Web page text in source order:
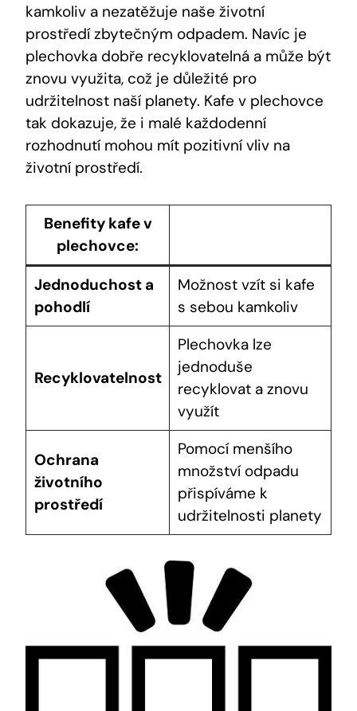
kamkoliv a nezatěžuje naše životní
prostředí zbytečným odpadem. Navíc je
plechovka dobře recyklovatelná a může být
znovu využita, což je důležité pro
udržitelnost naší planety. Kafe v plechovce
tak dokazuje, že i malé každodenní
rozhodnutí mohou mít pozitivní vliv na
životní prostředí.
Benefity kafe v
plechovce:
Jednoduchost a
pohodlí
Možnost vzít si kafe
s sebou kamkoliv
Recyklovatelnost
Plechovka lze
jednoduše
recyklovat a znovu
využít
Ochrana
životního
prostředí
Pomocí menšího
množství odpadu
přispíváme k
udržitelnosti planety